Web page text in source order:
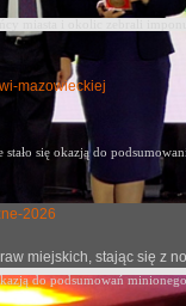
miejskich, stając się z
mazowieckiej
się okazjądo
2026
do podsumowań